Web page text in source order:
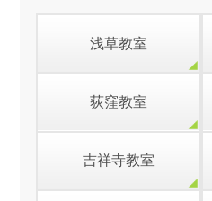
浅草教室
荻窪教室
吉祥寺教室